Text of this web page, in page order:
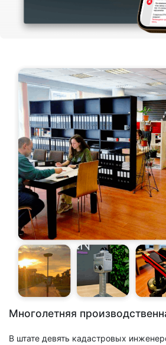
Многолетняя
В штате девять кадастровых